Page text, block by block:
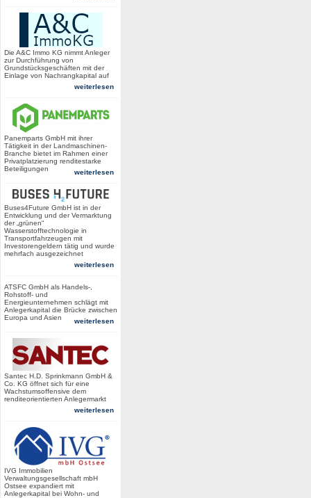
Die A&C Immo KG nimmt Anleger
zur Durchführung von
Grundstücksgeschäften mit der
Einlage von Nachrangkapital auf
weiterlesen
Panemparts GmbH mit ihrer
Tätigkeit in der Landmaschinen-
Branche bietet im Rahmen einer
Privatplatzierung renditestarke
Beteiligungen
weiterlesen
Buses4Future GmbH ist in der
Entwicklung und der Vermarktung
der „grünen“
Wasserstofftechnologie in
Transportfahrzeugen mit
Investorengeldern tätig und wurde
mehrfach ausgezeichnet
weiterlesen
ATSFC GmbH als Handels-,
Rohstoff- und
Energieunternehmen schlägt mit
Anlegerkapital die Brücke zwischen
Europa und Asien
weiterlesen
Santec H.D. Sprinkmann GmbH &
Co. KG öffnet sich für eine
Wachstumsoffensive dem
renditeorientierten Anlegermarkt
weiterlesen
IVG Immobilien
Verwaltungsgesellschaft mbH
Ostsee expandiert mit
Anlegerkapital bei Wohn- und